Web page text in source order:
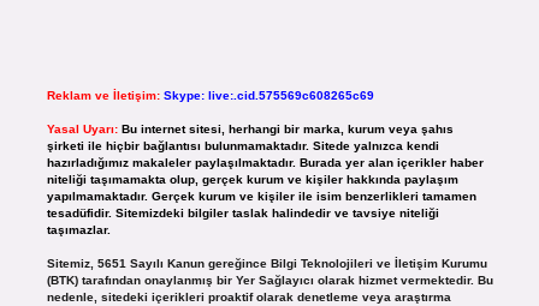
Reklam ve İletişim: Skype: live:.cid.575569c608265c69
Yasal Uyarı: Bu internet sitesi, herhangi bir marka, kurum veya şahıs
şirketi ile hiçbir bağlantısı bulunmamaktadır. Sitede yalnızca kendi
hazırladığımız makaleler paylaşılmaktadır. Burada yer alan içerikler haber
niteliği taşımamakta olup, gerçek kurum ve kişiler hakkında paylaşım
yapılmamaktadır. Gerçek kurum ve kişiler ile isim benzerlikleri tamamen
tesadüfidir. Sitemizdeki bilgiler taslak halindedir ve tavsiye niteliği
taşımazlar.
Sitemiz, 5651 Sayılı Kanun gereğince Bilgi Teknolojileri ve İletişim Kurumu
(BTK) tarafından onaylanmış bir Yer Sağlayıcı olarak hizmet vermektedir. Bu
nedenle, sitedeki içerikleri proaktif olarak denetleme veya araştırma